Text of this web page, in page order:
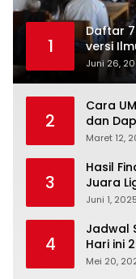
1
Daftar
versi
Juni 26,
2
Cara
dan
Maret 12,
3
Hasil
Juara
Nerazzurri
Juni 1, 2025
4
Jadwal
Hari ini
vs
Mei 20,